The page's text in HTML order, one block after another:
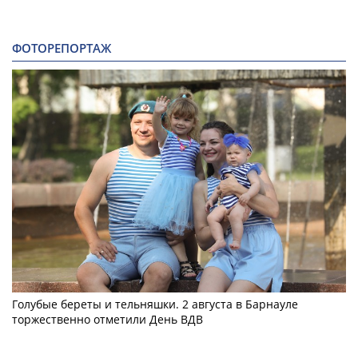
ФОТОРЕПОРТАЖ
Голубые береты и тельняшки. 2 августа в Барнауле
торжественно отметили День ВДВ